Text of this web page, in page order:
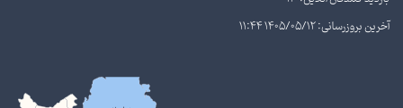
آخرین بروزرسانی: 1405/05/12 11:44